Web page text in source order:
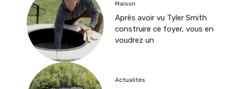
Maison
Après avoir vu Tyler Smith
construire ce foyer, vous en
voudrez un
Actualités